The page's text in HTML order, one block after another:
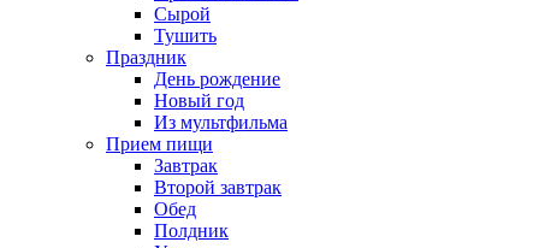
Сырой
Тушить
Праздник
День рождение
Новый год
Из мультфильма
Прием пищи
Завтрак
Второй завтрак
Обед
Полдник